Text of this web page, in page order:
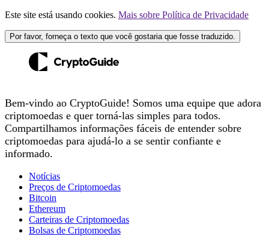
Este site está usando cookies. Mais sobre Política de Privacidade
Por favor, forneça o texto que você gostaria que fosse traduzido.
Bem-vindo ao CryptoGuide! Somos uma equipe que adora
criptomoedas e quer torná-las simples para todos.
Compartilhamos informações fáceis de entender sobre
criptomoedas para ajudá-lo a se sentir confiante e
informado.
Notícias
Preços de Criptomoedas
Bitcoin
Ethereum
Carteiras de Criptomoedas
Bolsas de Criptomoedas